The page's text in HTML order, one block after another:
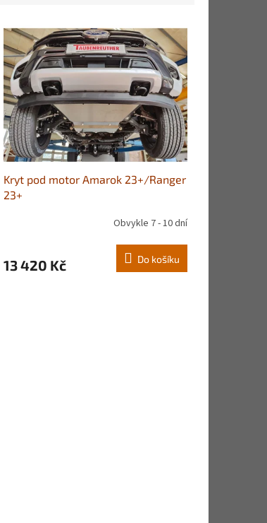
Kryt pod motor Amarok 23+/Ranger
23+
Obvykle 7 - 10 dní
13 420 Kč Do košíku